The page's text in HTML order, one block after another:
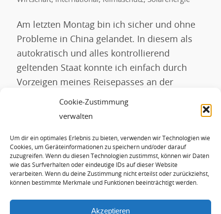
Cookie-Zustimmung
verwalten
Um dir ein optimales Erlebnis zu bieten, verwenden wir Technologien wie
Cookies, um Geräteinformationen zu speichern und/oder darauf
zuzugreifen. Wenn du diesen Technologien zustimmst, können wir Daten
wie das Surfverhalten oder eindeutige IDs auf dieser Website
verarbeiten. Wenn du deine Zustimmung nicht erteilst oder zurückziehst,
können bestimmte Merkmale und Funktionen beeinträchtigt werden.
Akzeptieren
Am letzten Montag bin ich sicher und ohne
Probleme in China gelandet. In diesem als
autokratisch und alles kontrollierend
geltenden Staat konnte ich einfach durch
Vorzeigen meines Reisepasses an der
Passkontrolle problemlos einreisen. Sonst
gab es keinerlei Kontrollen oder Abfragen.
gescheiterte USA-Einreise im März dieses
Jahres zur Preisverleihung an […]